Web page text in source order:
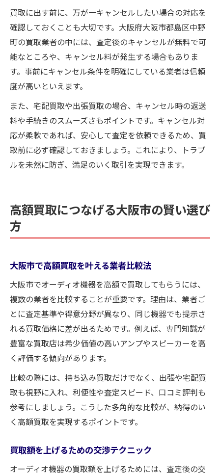
買取に出す前に、万が一キャンセルしたい場合の対応を
確認しておくことも大切です。大阪府大阪市都島区中野
町の買取業者の中には、査定後のキャンセルが無料で可
能なところや、キャンセル料が発生する場合もありま
す。事前にキャンセル条件を明確にしている業者は信頼
度が高いといえます。
また、宅配買取や出張買取の場合、キャンセル時の返送
料や手続きのスムーズさもポイントです。キャンセル対
応が柔軟であれば、安心して査定を依頼できるため、買
取前に必ず確認しておきましょう。これにより、トラブ
ルを未然に防ぎ、満足のいく取引を実現できます。
高額買取につなげる大阪市の賢い選び
方
大阪市で高額買取を叶える業者比較法
大阪市でオーディオ機器を高額で買取してもらうには、
複数の業者を比較することが重要です。理由は、業者ご
とに査定基準や得意分野が異なり、同じ機器でも提示さ
れる買取価格に差が出るためです。例えば、専門知識が
豊富な買取店は希少価値の高いアンプやスピーカーを高
く評価する傾向があります。
比較の際には、持ち込み買取だけでなく、出張や宅配買
取も視野に入れ、利便性や査定スピード、口コミ評判も
参考にしましょう。こうした多角的な比較が、納得のい
く高額買取を実現するポイントです。
買取額を上げるための交渉テクニック
オーディオ機器の買取額を上げるためには、査定後の交